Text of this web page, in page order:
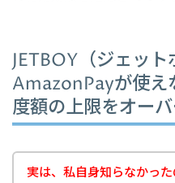
JETBOY（ジェット
AmazonPayが使え
度額の上限をオーバ
実は、私自身知らなかった